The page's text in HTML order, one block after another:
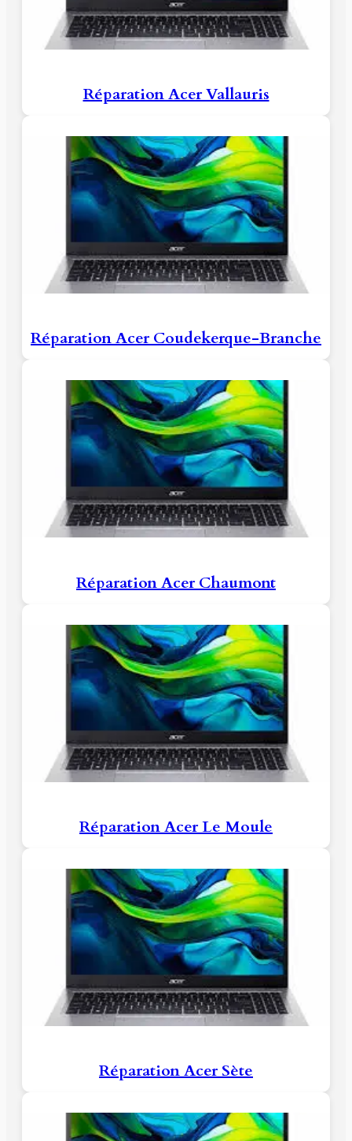
Réparation Acer Vallauris
Réparation Acer Coudekerque-Branche
Réparation Acer Chaumont
Réparation Acer Le Moule
Réparation Acer Sète